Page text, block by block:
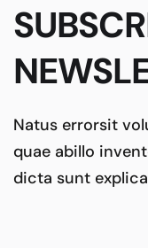
Natus errorsit
quae abillo
dicta sunt